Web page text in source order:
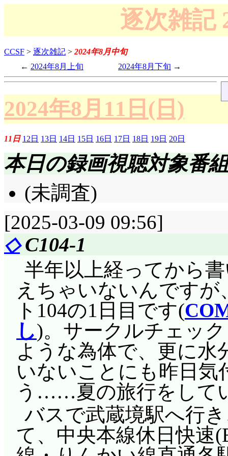
逐次雑記
CCSF > 逐次雑記 >2024年8月中旬
2024年8月上旬
2024年8月下旬
2024年8月11日(日)
11日 12日 13日 14日 15日 16日 17日 18日 19日 20日
本日の録画視聴対象番組
(未調査)
[2025-03-09 09:56]
◇C104-1
半年以上経ってから
えちゃいないんです
ト104の1日目です(
し)。サークルチェッ
ような為体で、更に水
いないことにも昨日気
う……夏の旅行をして
バスで武蔵境駅へ行
て、中央本線休日快速